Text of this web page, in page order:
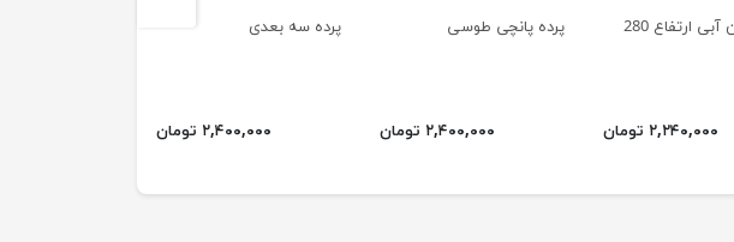
ارتفاع 280
۲,۲۴۰,۰۰۰ تومان
پرده پانچی طوسی
۲,۴۰۰,۰۰۰ تومان
پرده سه بعدی
۲,۴۰۰,۰۰۰ تومان